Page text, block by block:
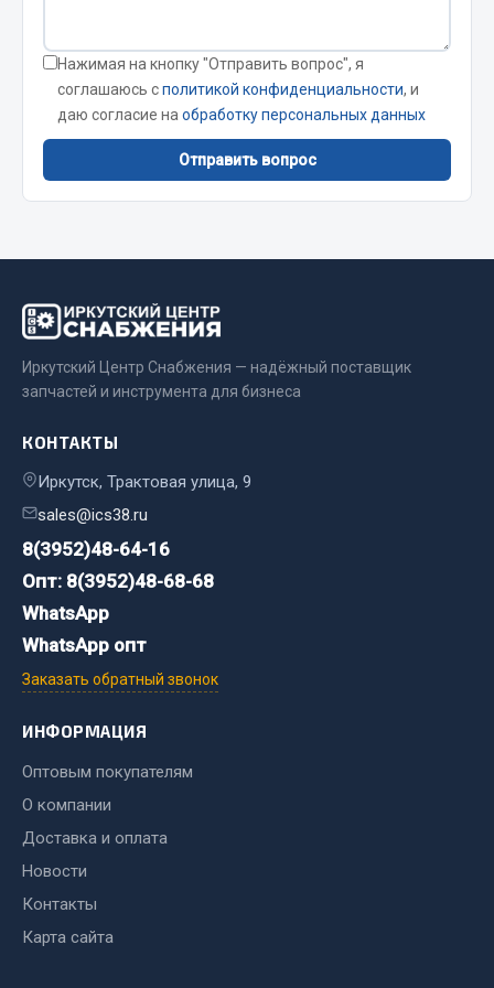
Весь раздел
Весь раздел
Стяжки, тросы, канаты
Стяжки
Тросы
Весь раздел
Автохимия
3 ton
Abro
Cosmo
Нажимая на кнопку "Отправить вопрос", я
соглашаюсь сполитикой конфиденциальности, и
даю согласие на обработку персональных данных
Отправить вопрос
Иркутский Центр Снабжения — надёжный поставщик
запчастей и инструмента для бизнеса
КОНТАКТЫ
Иркутск, Трактовая улица, 9
sales@ics38.ru
8(3952)48-64-16
Опт: 8(3952)48-68-68
WhatsApp
WhatsApp опт
Заказать обратный звонок
ИНФОРМАЦИЯ
Оптовым покупателям
О компании
Доставка и оплата
Новости
Контакты
Карта сайта